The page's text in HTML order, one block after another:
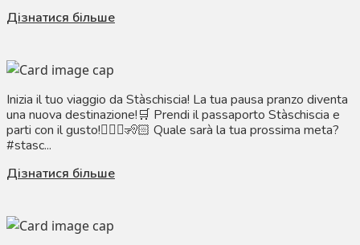
Дізнатися більше
Inizia il tuo viaggio da Stàschiscia! La tua pausa pranzo diventa
una nuova destinazione!🛒 Prendi il passaporto Stàschiscia e
parti con il gusto!🧏🏼‍♀️🧏🏻 Quale sarà la tua prossima meta?
#stasc...
Дізнатися більше